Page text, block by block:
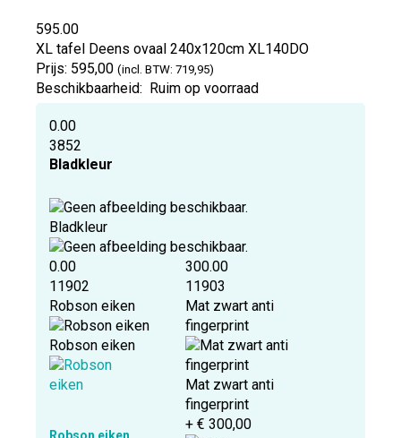
595.00
XL tafel Deens ovaal 240x120cmXL140DO
Prijs: 595,00 (incl. BTW: 719,95)
Beschikbaarheid: Ruim op voorraad
0.00
3852
Bladkleur
Bladkleur
0.00
11902
Robson eiken
Robson eiken
300.00
11903
Mat zwart anti
fingerprint
Mat zwart anti
fingerprint
+ € 300,00